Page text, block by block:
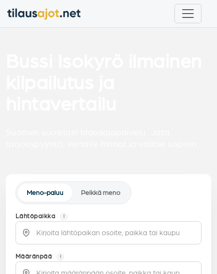
Meno-paluu Pelkkä meno
Lähtöpaikka i
Määränpää i